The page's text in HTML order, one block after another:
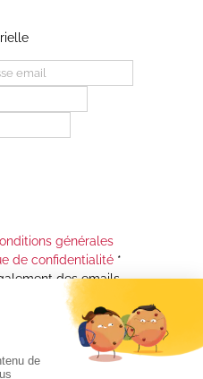
générales
de confidentialité*
des emails
de toutes les
agences de la
tout moment, vous
désabonnement
qui vous